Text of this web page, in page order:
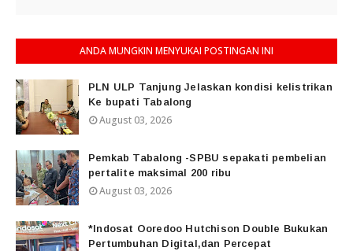
ANDA MUNGKIN MENYUKAI POSTINGAN INI
PLN ULP Tanjung Jelaskan kondisi kelistrikan
Ke bupati Tabalong
August 03, 2026
Pemkab Tabalong -SPBU sepakati pembelian
pertalite maksimal 200 ribu
August 03, 2026
*Indosat Ooredoo Hutchison Double Bukukan
Pertumbuhan Digital,dan Percepat